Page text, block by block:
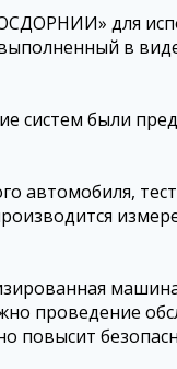
для
в
систем были
автомобиля,
проведение
повысит